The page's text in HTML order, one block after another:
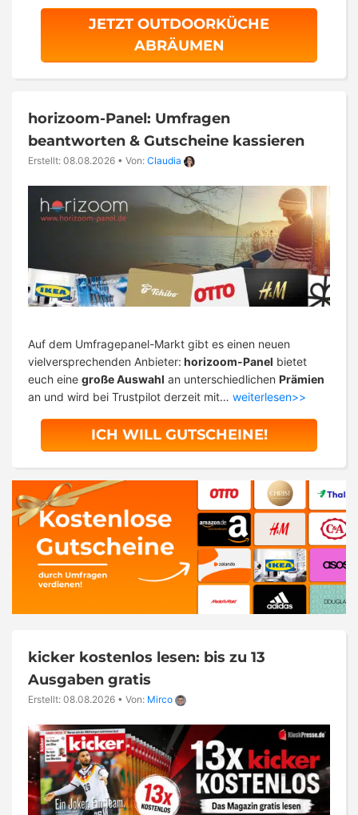
JETZT OUTDOORKÜCHE
ABRÄUMEN
horizoom-Panel: Umfragen
beantworten & Gutscheine kassieren
Erstellt: 08.08.2026 • Von: Claudia
Auf dem Umfragepanel-Markt gibt es einen neuen
vielversprechenden Anbieter: horizoom-Panel bietet
euch eine große Auswahl an unterschiedlichen Prämien
an und wird bei Trustpilot derzeit mit… weiterlesen>>
ICH WILL GUTSCHEINE!
kicker kostenlos lesen: bis zu 13
Ausgaben gratis
Erstellt: 08.08.2026 • Von: Mirco